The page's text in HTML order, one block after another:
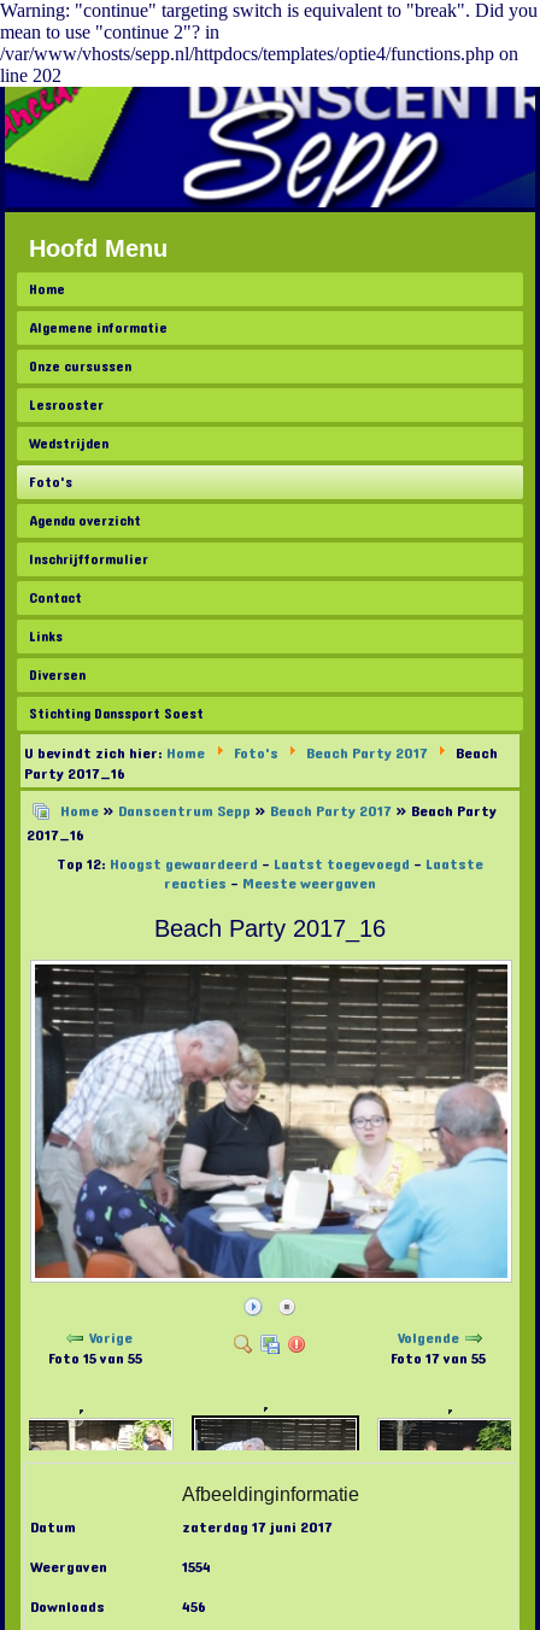
Warning: "continue" targeting switch is equivalent to "break". Did you
mean to use "continue 2"? in
/var/www/vhosts/sepp.nl/httpdocs/templates/optie4/functions.php on
line 202
Hoofd Menu
Home
Algemene informatie
Onze cursussen
Lesrooster
Wedstrijden
Foto's
Agenda overzicht
Inschrijfformulier
Contact
Links
Diversen
Stichting Danssport Soest
U bevindt zich hier: Home Foto's Beach Party 2017 Beach
Party 2017_16
Home» Danscentrum Sepp » Beach Party 2017» Beach Party
2017_16
Top 12: Hoogst gewaardeerd - Laatst toegevoegd - Laatste
reacties - Meeste weergaven
Beach Party 2017_16
Vorige
Foto 15 van 55
Volgende
Foto 17 van 55
Afbeeldinginformatie
Datum
zaterdag 17 juni 2017
Weergaven
1554
Downloads
456